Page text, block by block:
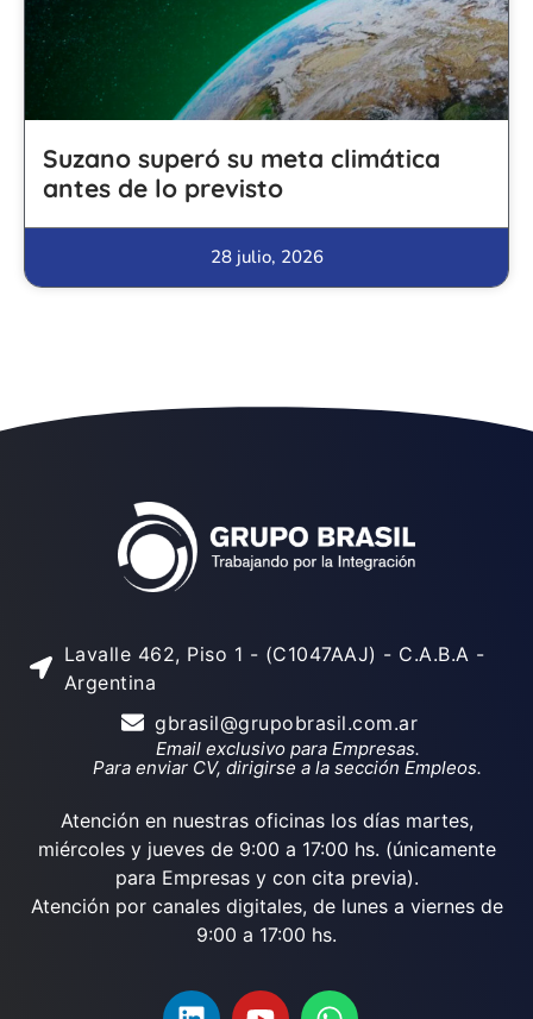
Suzano superó su meta climática
antes de lo previsto
28 julio, 2026
Lavalle 462, Piso 1 - (C1047AAJ) - C.A.B.A -
Argentina
gbrasil@grupobrasil.com.ar
Email exclusivo para Empresas.
Para enviar CV, dirigirse a la sección Empleos.
Atención en nuestras oficinas los días martes,
miércoles y jueves de 9:00 a 17:00 hs. (únicamente
para Empresas y con cita previa).
Atención por canales digitales, de lunes a viernes de
9:00 a 17:00 hs.